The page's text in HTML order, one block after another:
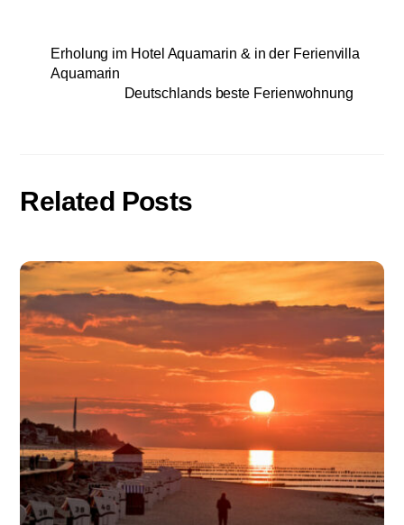
Erholung im Hotel Aquamarin & in der Ferienvilla
Aquamarin
Deutschlands beste Ferienwohnung
Related Posts